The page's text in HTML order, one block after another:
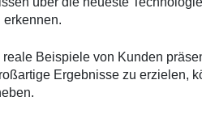
erkennen.
reale Beispiele von Kunden
Ergebnisse zu erzielen,